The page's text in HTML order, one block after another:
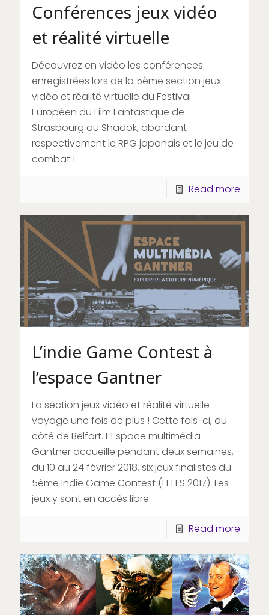
Conférences jeux vidéo
et réalité virtuelle
Découvrez en vidéo les conférences
enregistrées lors de la 5ème section jeux
vidéo et réalité virtuelle du Festival
Européen du Film Fantastique de
Strasbourg au Shadok, abordant
respectivement le RPG japonais et le jeu de
combat !
Read more
L’indie Game Contest à
l’espace Gantner
La section jeux vidéo et réalité virtuelle
voyage une fois de plus ! Cette fois-ci, du
côté de Belfort. L’Espace multimédia
Gantner accueille pendant deux semaines,
du 10 au 24 février 2018, six jeux finalistes du
5ème Indie Game Contest (FEFFS 2017). Les
jeux y sont en accès libre.
Read more